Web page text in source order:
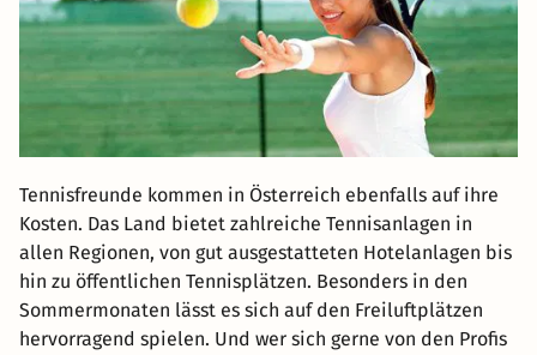
Tennisfreunde kommen in Österreich ebenfalls auf ihre
Kosten. Das Land bietet zahlreiche Tennisanlagen in
allen Regionen, von gut ausgestatteten Hotelanlagen bis
hin zu öffentlichen Tennisplätzen. Besonders in den
Sommermonaten lässt es sich auf den Freiluftplätzen
hervorragend spielen. Und wer sich gerne von den Profis